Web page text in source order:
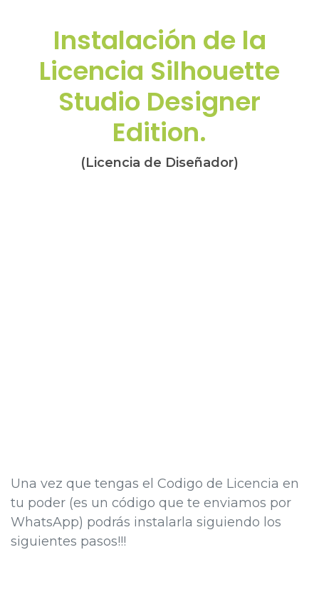
Instalación de la
Licencia Silhouette
Studio Designer
Edition.
(Licencia de Diseñador)
Una vez que tengas el Codigo de Licencia en
tu poder (es un código que te enviamos por
WhatsApp) podrás instalarla siguiendo los
siguientes pasos!!!